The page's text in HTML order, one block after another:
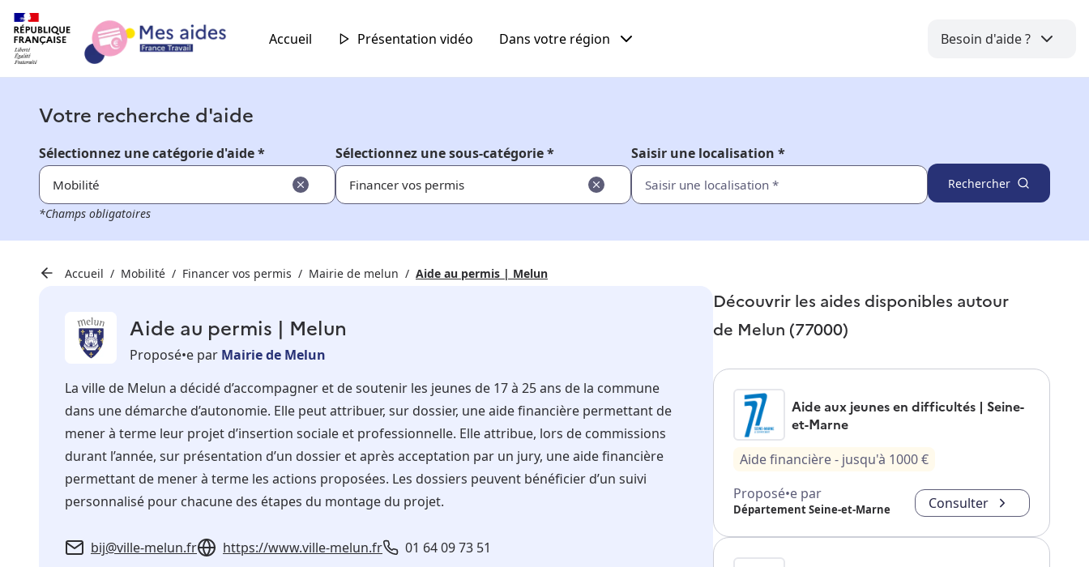
Accueil Présentation vidéo Dans votre région Besoin d'aide ?
Votre recherche d'aide
Sélectionnez une catégorie d'aide *
Mobilité
Sélectionnez une sous-catégorie *
Financer vos permis
Saisir une localisation *
Rechercher
*Champs obligatoires
Accueil Mobilité Financer vos permis Mairie de melun Aide au permis | Melun
Aide au permis | Melun
Proposé•e par Mairie de Melun
La ville de Melun a décidé d’accompagner et de soutenir les jeunes de 17 à 25 ans de la commune
dans une démarche d’autonomie. Elle peut attribuer, sur dossier, une aide financière permettant de
mener à terme leur projet d’insertion sociale et professionnelle. Elle attribue, lors de commissions
durant l’année, sur présentation d’un dossier et après acceptation par un jury, une aide financière
permettant de mener à terme les actions proposées. Les dossiers peuvent bénéficier d’un suivi
personnalisé pour chacune des étapes du montage du projet.
bij@ville-melun.fr https://www.ville-melun.fr 01 64 09 73 51
Découvrir les aides disponibles autour
de Melun (77000)
Aide aux jeunes en difficultés | Seine-
et-Marne
Aide financière- jusqu'à 1000€
Proposé•e par
Département Seine-et-Marne Consulter